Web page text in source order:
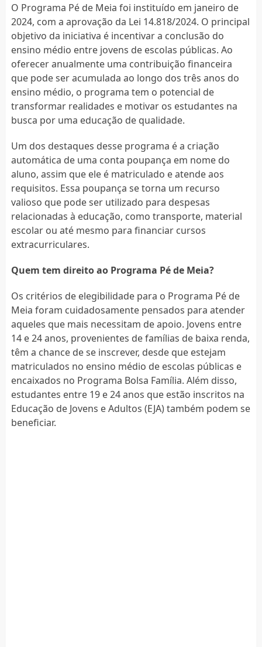
O Programa Pé de Meia foi instituído em janeiro de
2024, com a aprovação da Lei 14.818/2024. O principal
objetivo da iniciativa é incentivar a conclusão do
ensino médio entre jovens de escolas públicas. Ao
oferecer anualmente uma contribuição financeira
que pode ser acumulada ao longo dos três anos do
ensino médio, o programa tem o potencial de
transformar realidades e motivar os estudantes na
busca por uma educação de qualidade.
Um dos destaques desse programa é a criação
automática de uma conta poupança em nome do
aluno, assim que ele é matriculado e atende aos
requisitos. Essa poupança se torna um recurso
valioso que pode ser utilizado para despesas
relacionadas à educação, como transporte, material
escolar ou até mesmo para financiar cursos
extracurriculares.
Quem tem direito ao Programa Pé de Meia?
Os critérios de elegibilidade para o Programa Pé de
Meia foram cuidadosamente pensados para atender
aqueles que mais necessitam de apoio. Jovens entre
14 e 24 anos, provenientes de famílias de baixa renda,
têm a chance de se inscrever, desde que estejam
matriculados no ensino médio de escolas públicas e
encaixados no Programa Bolsa Família. Além disso,
estudantes entre 19 e 24 anos que estão inscritos na
Educação de Jovens e Adultos (EJA) também podem se
beneficiar.